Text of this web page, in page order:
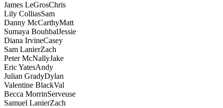
James LeGrosChris
Lily ColliasSam
Danny McCarthyMatt
Sumaya BouhbalJessie
Diana IrvineCasey
Sam LanierZach
Peter McNallyJake
Eric YatesAndy
Julian GradyDylan
Valentine BlackVal
Becca MorrinServeuse
Samuel LanierZach